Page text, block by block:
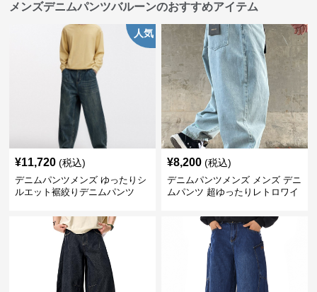
メンズデニムパンツバルーンのおすすめアイテム
人気
¥11,720 (税込)
デニムパンツメンズ ゆったりシ
ルエット裾絞りデニムパンツ
¥8,200 (税込)
デニムパンツメンズ メンズ デニ
ムパンツ 超ゆったりレトロワイ